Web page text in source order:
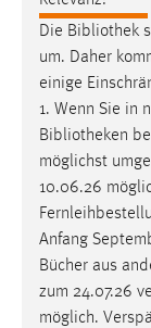
Die Bibliothek
um. Daher
einige
1. Wenn Sie in
Bibliotheken
möglichst
10.06.26
Anfang
Bücher aus
zum 24.07.26
möglich.
Für
Name:
site-
Zweck:
Das
Cookie
30 Tage